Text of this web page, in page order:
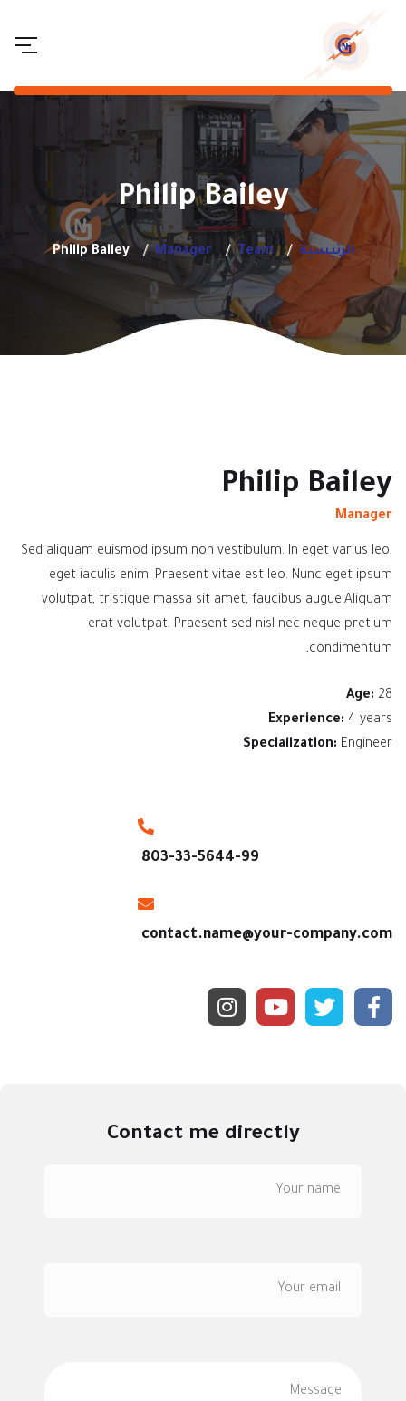
Philip Bailey
الرئيسية Team
Manager
Philip Bailey
Philip Bailey
Manager
Sed aliquam euismod ipsum non vestibulum. In eget varius leo,
eget iaculis enim. Praesent vitae est leo. Nunc eget ipsum
volutpat, tristique massa sit amet, faucibus augue.Aliquam
erat volutpat. Praesent sed nisl nec neque pretium
condimentum,
Age: 28
Experience: 4 years
Specialization: Engineer
803-33-5644-99
contact.name@your-company.com
Contact me directly